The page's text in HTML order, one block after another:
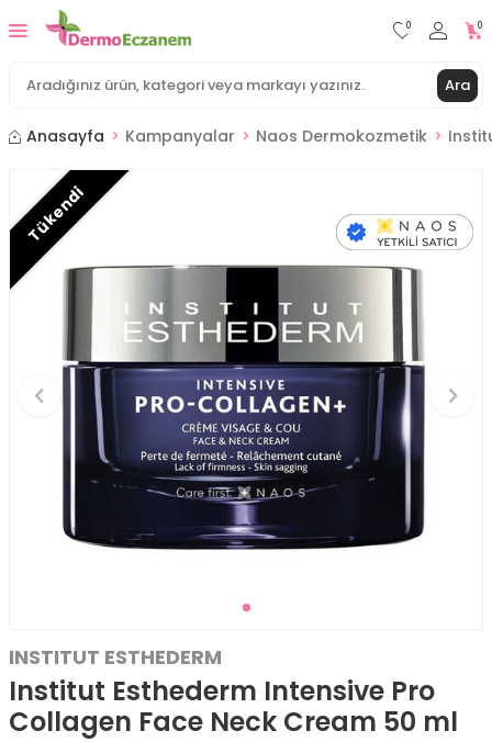
Ara
0 0
Anasayfa Kampanyalar Naos Dermokozmetik
Tükendi
INSTITUT ESTHEDERM
Institut Esthederm Intensive Pro
Collagen Face Neck Cream 50 ml